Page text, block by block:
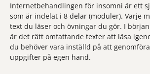
Internetbehandlingen för insomni är ett
som är indelat i 8 delar (moduler). Varje
text du läser och övningar du gör. I
är det rätt omfattande texter att läsa
du behöver vara inställd på att
uppgifter på egen hand.